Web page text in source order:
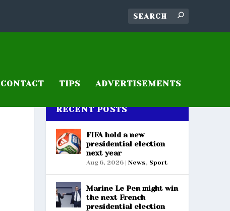
CONTACT TIPS ADVERTISEMENTS
RECENT POSTS
FIFA hold a new
presidential election
next year
Aug 6, 2026| News, Sport
Marine Le Pen might win
the next French
presidential election